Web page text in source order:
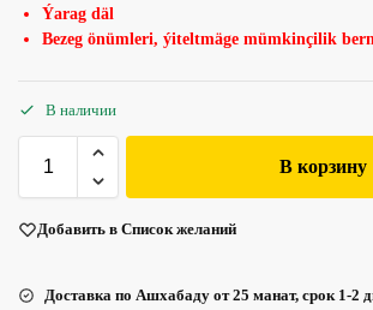
Ýarag däl
Bezeg önümleri, ýiteltmäge mümkinçilik
В наличии
В корзину
Добавить в Список желаний
Доставка по Ашхабаду от 25 манат, срок 1-2